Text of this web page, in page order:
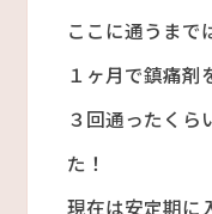
ここに通うまで
１ヶ月で鎮痛剤
３回通ったくら
た！
現在は安定期に